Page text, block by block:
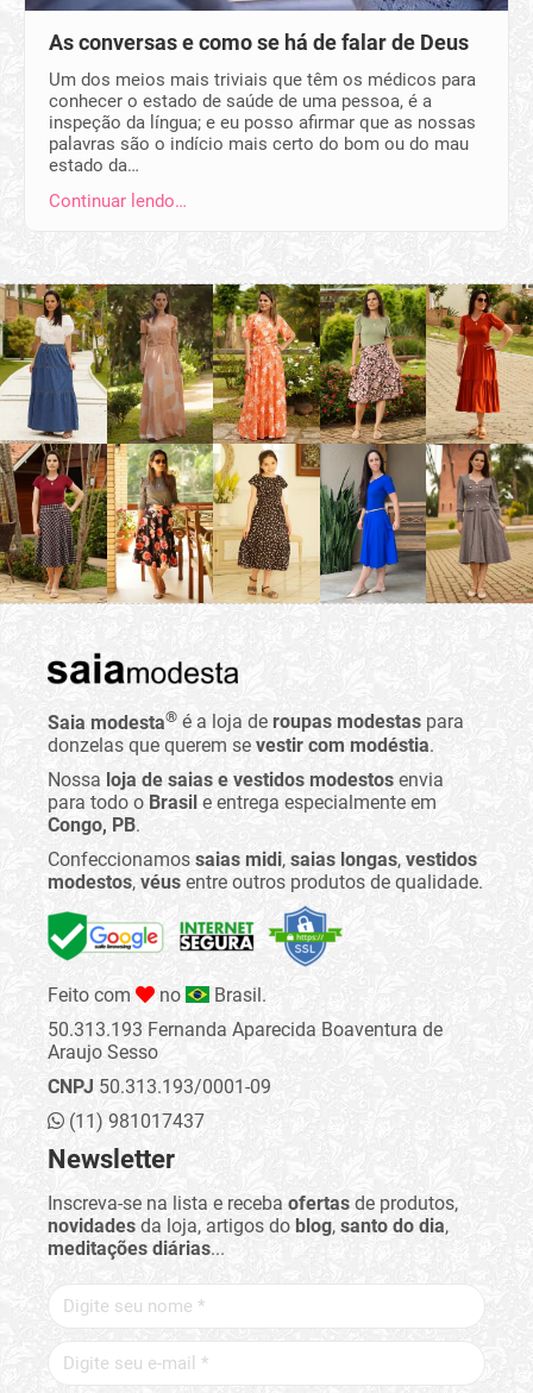
As conversas e como se há de falar de Deus
Um dos meios mais triviais que têm os médicos para
conhecer o estado de saúde de uma pessoa, é a
inspeção da língua; e eu posso afirmar que as nossas
palavras são o indício mais certo do bom ou do mau
estado da…
Continuar lendo…
Saia modesta® é a loja de roupas modestas para
donzelas que querem se vestir com modéstia.
Nossa loja de saias e vestidos modestos envia
para todo o Brasil e entrega especialmente em
Congo, PB.
Confeccionamos saias midi, saias longas, vestidos
modestos, véus entre outros produtos de qualidade.
Feito com no
Brasil.
50.313.193 Fernanda Aparecida Boaventura de
Araujo Sesso
CNPJ 50.313.193/0001-09
(11) 981017437
Newsletter
Inscreva-se na lista e receba ofertas de produtos,
novidades da loja, artigos do blog, santo do dia,
meditações diárias...